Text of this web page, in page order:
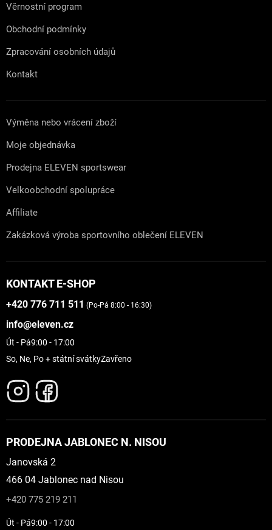
Věrnostní program
Obchodní podmínky
Zpracování osobních údajů
Kontakt
Výměna nebo vrácení zboží
Moje objednávka
Prodejna ELEVEN sportswear
Velkoobchodní spolupráce
Affiliate
Zakázková výroba sportovního oblečení ELEVEN
KONTAKT E-SHOP
+420 776 711 511 (Po-Pá 8:00 - 16:30)
info@eleven.cz
Út - Pá9:00 - 17:00
So, Ne, Po + státní svátkyZavřeno
PRODEJNA JABLONEC N. NISOU
Janovská 2
466 04 Jablonec nad Nisou
+420 775 219 211
Út - Pá9:00 - 17:00